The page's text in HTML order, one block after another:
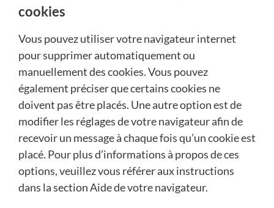
cookies
Vous pouvez utiliser votre navigateur internet
pour supprimer automatiquement ou
manuellement des cookies. Vous pouvez
également préciser que certains cookies ne
doivent pas être placés. Une autre option est de
modifier les réglages de votre navigateur afin de
recevoir un message à chaque fois qu’un cookie est
placé. Pour plus d’informations à propos de ces
options, veuillez vous référer aux instructions
dans la section Aide de votre navigateur.